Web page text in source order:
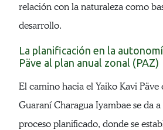
relación con la naturaleza como
desarrollo.
La planificación en la
Päve al plan anual zonal (PAZ)
El camino hacia el Yaiko Kavi
Guaraní Charagua Iyambae se da
proceso planificado, donde se